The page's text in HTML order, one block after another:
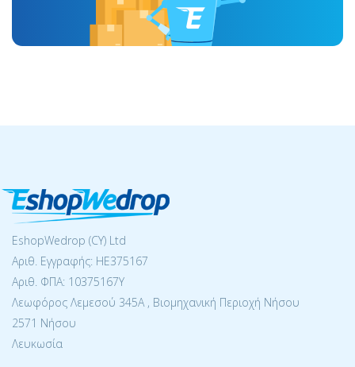
EshopWedrop (CY) Ltd
Αριθ. Εγγραφής: ΗΕ375167
Αριθ. ΦΠΑ: 10375167Y
Λεωφόρος Λεμεσού 345Α , Βιομηχανική Περιοχή Νήσου
2571 Νήσου
Λευκωσία